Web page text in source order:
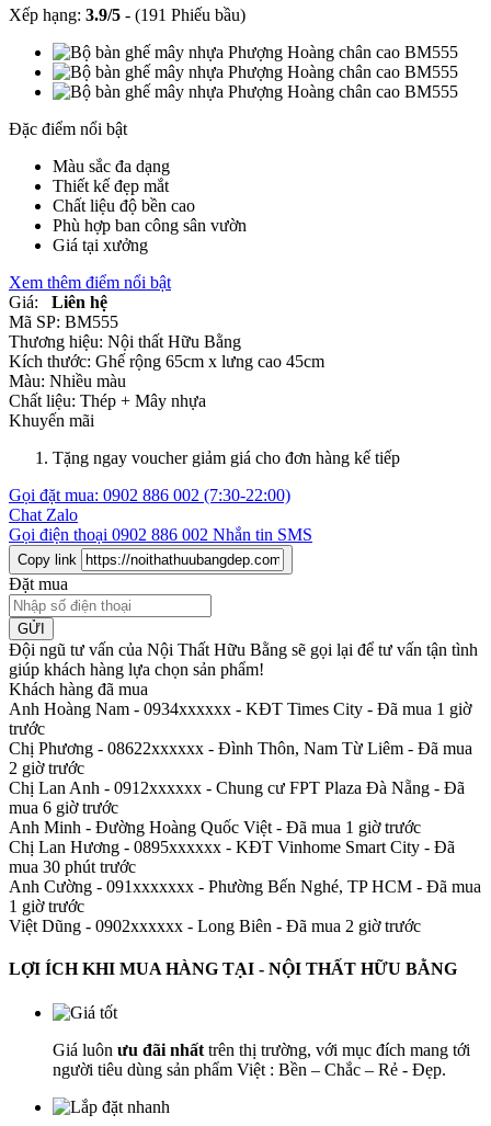
Xếp hạng: 3.9/5 - (191 Phiếu bầu)
Đặc điểm nổi bật
Màu sắc đa dạng
Thiết kế đẹp mắt
Chất liệu độ bền cao
Phù hợp ban công sân vườn
Giá tại xưởng
Xem thêm điểm nổi bật
Giá:
Liên hệ
Mã SP: BM555
Thương hiệu: Nội thất Hữu Bằng
Kích thước: Ghế rộng 65cm x lưng cao 45cm
Màu: Nhiều màu
Chất liệu: Thép + Mây nhựa
Khuyến mãi
Tặng ngay voucher giảm giá cho đơn hàng kế tiếp
Gọi đặt mua: 0902 886 002 (7:30-22:00)
Chat Zalo
Gọi điện thoại 0902 886 002 Nhắn tin SMS
Copy link
Đặt mua
GỬI
Đội ngũ tư vấn của Nội Thất Hữu Bằng sẽ gọi lại để tư vấn tận tình
giúp khách hàng lựa chọn sản phẩm!
Khách hàng đã mua
Anh Hoàng Nam - 0934xxxxxx - KĐT Times City - Đã mua 1 giờ
trước
Chị Phương - 08622xxxxxx - Đình Thôn, Nam Từ Liêm - Đã mua
2 giờ trước
Chị Lan Anh - 0912xxxxxx - Chung cư FPT Plaza Đà Nẵng - Đã
mua 6 giờ trước
Anh Minh - Đường Hoàng Quốc Việt - Đã mua 1 giờ trước
Chị Lan Hương - 0895xxxxxx - KĐT Vinhome Smart City - Đã
mua 30 phút trước
Anh Cường - 091xxxxxxx - Phường Bến Nghé, TP HCM - Đã mua
1 giờ trước
Việt Dũng - 0902xxxxxx - Long Biên - Đã mua 2 giờ trước
LỢI ÍCH KHI MUA HÀNG TẠI - NỘI THẤT HỮU BẰNG
Giá luôn ưu đãi nhất trên thị trường, với mục đích mang tới
người tiêu dùng sản phẩm Việt : Bền – Chắc – Rẻ - Đẹp.